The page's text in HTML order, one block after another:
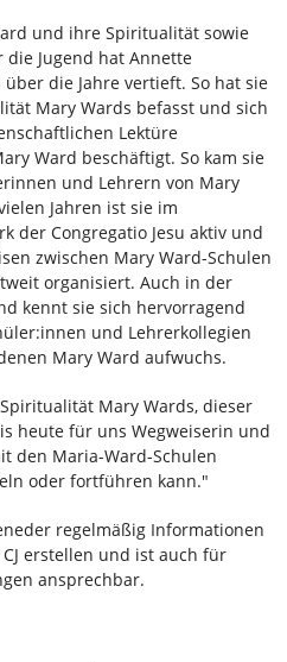
und ihre Spiritualität sowie
Jugend hat Annette
die Jahre vertieft. So hat sie
Mary Wards befasst und sich
Lektüre
Ward beschäftigt. So kam sie
und Lehrern von Mary
Jahren ist sie im
der Congregatio Jesu aktiv und
zwischen Mary Ward-Schulen
organisiert. Auch in der
kennt sie sich hervorragend
und Lehrerkollegien
Mary Ward aufwuchs.
Mary Wards, dieser
heute für uns Wegweiserin und
den Maria-Ward-Schulen
oder fortführen kann."
regelmäßig Informationen
erstellen und ist auch für
ansprechbar.